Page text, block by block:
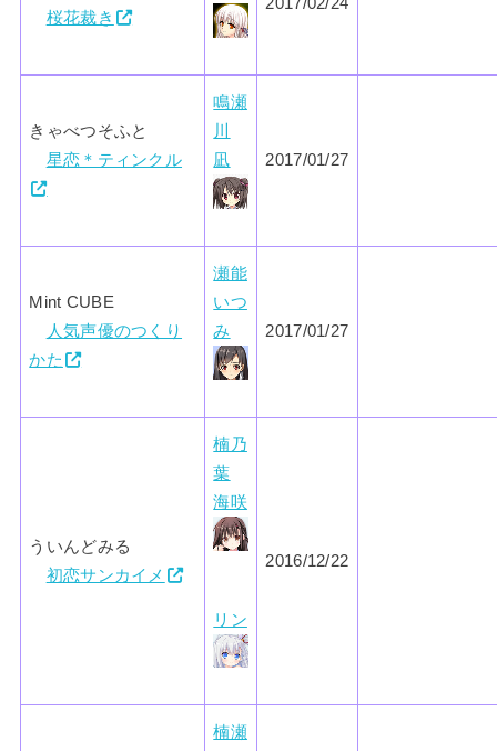
桜花裁き
2017/02/24
きゃべつそふと
星恋＊ティンクル
鳴瀬
川
凪
2017/01/27
Mint CUBE
人気声優のつくり
かた
瀬能
いつ
み
2017/01/27
ういんどみる
初恋サンカイメ
楠乃
葉
海咲
リン
2016/12/22
楠瀬